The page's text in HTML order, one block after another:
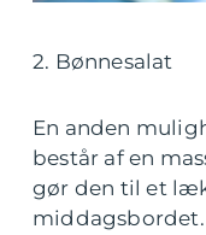
2. Bønnesalat
En anden
består af en
gør den til et